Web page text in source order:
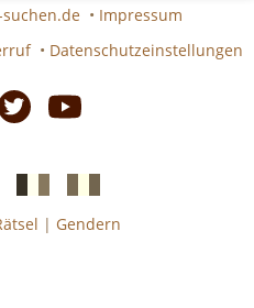
• Impressum
• Datenschutzeinstellungen
französicheitalienische
| Gendern